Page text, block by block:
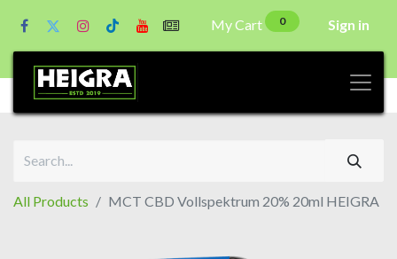
My Cart 0 Sign in
All Products MCT CBD Vollspektrum 20% 20ml HEIGRA